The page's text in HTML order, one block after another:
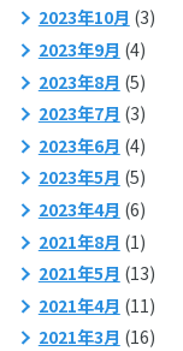
2023年10月 (3)
2023年9月 (4)
2023年8月 (5)
2023年7月 (3)
2023年6月 (4)
2023年5月 (5)
2023年4月 (6)
2021年8月 (1)
2021年5月 (13)
2021年4月 (11)
2021年3月 (16)